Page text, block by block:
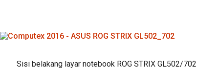
Sisi belakang layar notebook ROG STRIX GL502/702